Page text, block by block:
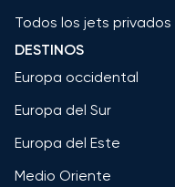
Todos los jets privados
DESTINOS
Europa occidental
Europa del Sur
Europa del Este
Medio Oriente